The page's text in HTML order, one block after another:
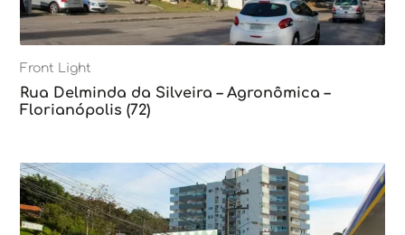
Front Light
Rua Delminda da Silveira – Agronômica –
Florianópolis (72)